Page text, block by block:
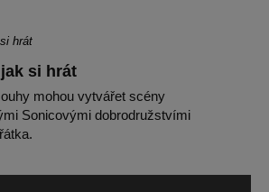
si hrát
mohou vytvářet scény
Sonicovými dobrodružstvími